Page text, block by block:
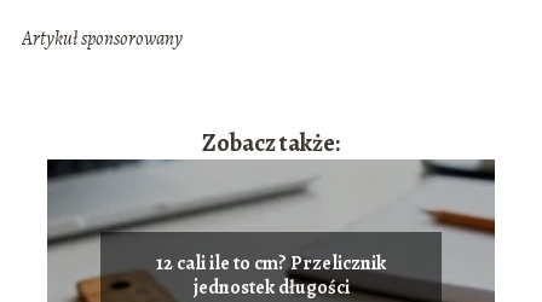
Artykuł sponsorowany
Zobacz także:
12 cali ile to cm? Przelicznik
jednostek długości